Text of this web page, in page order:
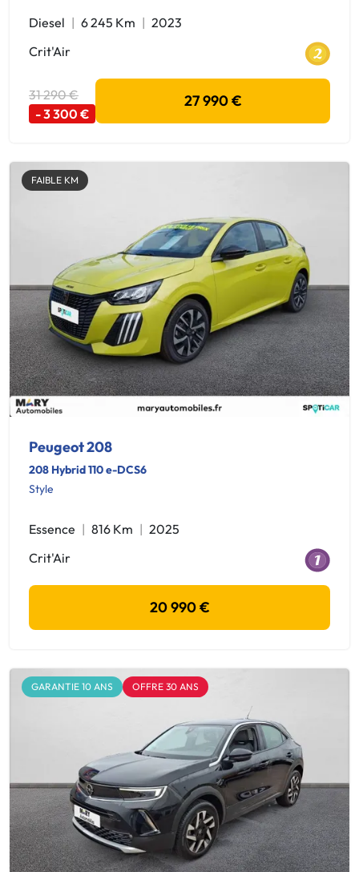
Diesel 6 245 Km
2023
Crit'Air
31 290 €
- 3 300 €
27 990 €
FAIBLE KM
Peugeot 208
208 Hybrid 110 e-DCS6
Style
Essence 816 Km
2025
Crit'Air
20 990 €
GARANTIE 10 ANS OFFRE 30 ANS